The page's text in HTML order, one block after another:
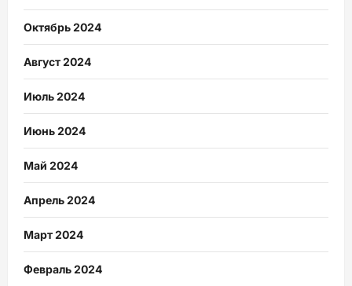
Октябрь 2024
Август 2024
Июль 2024
Июнь 2024
Май 2024
Апрель 2024
Март 2024
Февраль 2024